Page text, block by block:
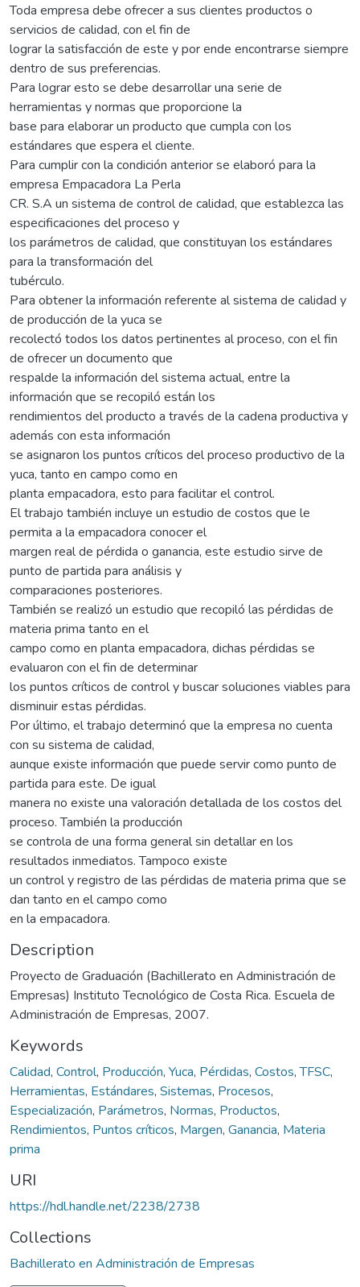
Toda empresa debe ofrecer a sus clientes productos o
servicios de calidad, con el fin de
lograr la satisfacción de este y por ende encontrarse siempre
dentro de sus preferencias.
Para lograr esto se debe desarrollar una serie de
herramientas y normas que proporcione la
base para elaborar un producto que cumpla con los
estándares que espera el cliente.
Para cumplir con la condición anterior se elaboró para la
empresa Empacadora La Perla
CR. S.A un sistema de control de calidad, que establezca las
especificaciones del proceso y
los parámetros de calidad, que constituyan los estándares
para la transformación del
tubérculo.
Para obtener la información referente al sistema de calidad y
de producción de la yuca se
recolectó todos los datos pertinentes al proceso, con el fin
de ofrecer un documento que
respalde la información del sistema actual, entre la
información que se recopiló están los
rendimientos del producto a través de la cadena productiva y
además con esta información
se asignaron los puntos críticos del proceso productivo de la
yuca, tanto en campo como en
planta empacadora, esto para facilitar el control.
El trabajo también incluye un estudio de costos que le
permita a la empacadora conocer el
margen real de pérdida o ganancia, este estudio sirve de
punto de partida para análisis y
comparaciones posteriores.
También se realizó un estudio que recopiló las pérdidas de
materia prima tanto en el
campo como en planta empacadora, dichas pérdidas se
evaluaron con el fin de determinar
los puntos críticos de control y buscar soluciones viables para
disminuir estas pérdidas.
Por último, el trabajo determinó que la empresa no cuenta
con su sistema de calidad,
aunque existe información que puede servir como punto de
partida para este. De igual
manera no existe una valoración detallada de los costos del
proceso. También la producción
se controla de una forma general sin detallar en los
resultados inmediatos. Tampoco existe
un control y registro de las pérdidas de materia prima que se
dan tanto en el campo como
en la empacadora.
Description
Proyecto de Graduación (Bachillerato en Administración de
Empresas) Instituto Tecnológico de Costa Rica. Escuela de
Administración de Empresas, 2007.
Keywords
Calidad, Control, Producción, Yuca, Pérdidas, Costos,TFSC,
Herramientas, Estándares, Sistemas, Procesos,
Especialización, Parámetros, Normas, Productos,
Rendimientos, Puntos críticos, Margen, Ganancia, Materia
prima
URI
https://hdl.handle.net/2238/2738
Collections
Bachillerato en Administración de Empresas